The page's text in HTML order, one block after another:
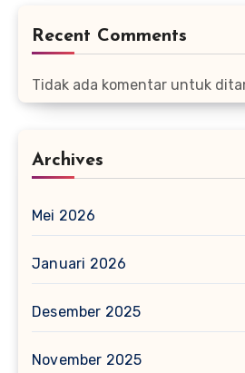
Recent Comments
Tidak ada komentar untuk
Archives
Mei 2026
Januari 2026
Desember 2025
November 2025